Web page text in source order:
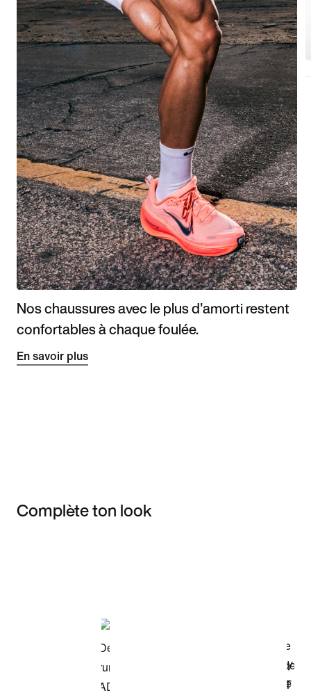
Nos chaussures avec le plus d'amorti restent
confortables à chaque foulée.
En savoir plus
Complète ton look